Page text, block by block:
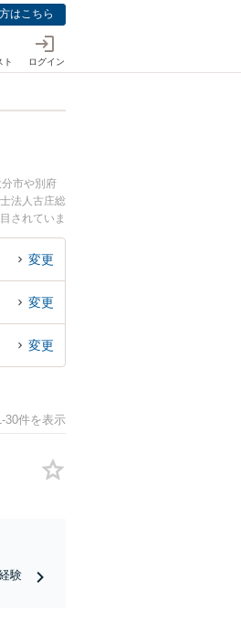
はこちら
ト ログイン
市や別府
法人古庄総
されていま
護士を検索
変更
変更
変更
30件を表示
験